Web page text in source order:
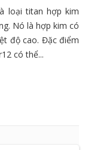
loại titan hợp kim
Nó là hợp kim có
độ cao. Đặc điểm
có thể...